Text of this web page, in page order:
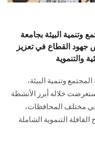
البيئة بجامعة
القطاع في تعزيز
والتنموية
وتنمية البيئة،
خلاله أبرز الأنشطة
في مختلف المحافظات،
التنموية الشاملة